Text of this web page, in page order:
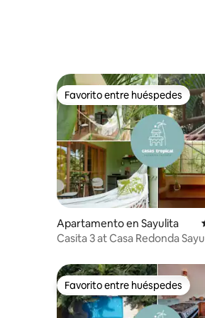
Favorito entre huéspedes
Favorito entre huéspedes
Apartamento en Sayulita
Casita 3 at Casa Redonda
Favorito entre huéspedes
Favorito entre huéspedes